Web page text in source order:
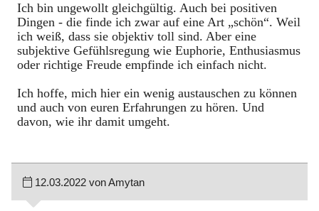
Ich bin ungewollt gleichgültig. Auch bei positiven
Dingen - die finde ich zwar auf eine Art „schön“. Weil
ich weiß, dass sie objektiv toll sind. Aber eine
subjektive Gefühlsregung wie Euphorie, Enthusiasmus
oder richtige Freude empfinde ich einfach nicht.
Ich hoffe, mich hier ein wenig austauschen zu können
und auch von euren Erfahrungen zu hören. Und
davon, wie ihr damit umgeht.
12.03.2022 von Amytan